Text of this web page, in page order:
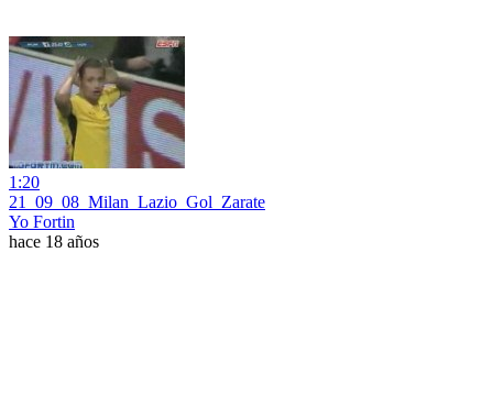
1:20
21_09_08_Milan_Lazio_Gol_Zarate
Yo Fortin
hace 18 años